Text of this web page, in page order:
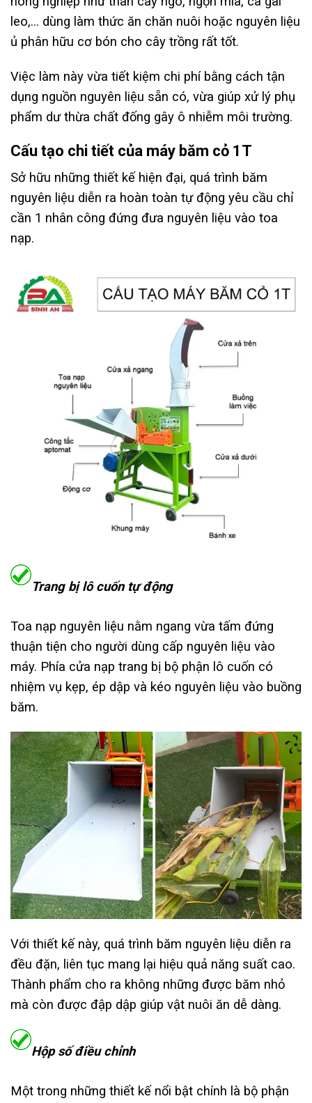
leo,… dùng làm thức ăn chăn nuôi hoặc nguyên liệu
ủ phân hữu cơ bón cho cây trồng rất tốt.
Việc làm này vừa tiết kiệm chi phí bằng cách tận
dụng nguồn nguyên liệu sẵn có, vừa giúp xử lý phụ
phẩm dư thừa chất đống gây ô nhiễm môi trường.
Cấu tạo chi tiết của máy băm cỏ 1T
Sở hữu những thiết kế hiện đại, quá trình băm
nguyên liệu diễn ra hoàn toàn tự động yêu cầu chỉ
cần 1 nhân công đứng đưa nguyên liệu vào toa
nạp.
Trang bị lô cuốn tự động
Toa nạp nguyên liệu nằm ngang vừa tấm đứng
thuận tiện cho người dùng cấp nguyên liệu vào
máy. Phía cửa nạp trang bị bộ phận lô cuốn có
nhiệm vụ kẹp, ép dập và kéo nguyên liệu vào buồng
băm.
Với thiết kế này, quá trình băm nguyên liệu diễn ra
đều đặn, liên tục mang lại hiệu quả năng suất cao.
Thành phẩm cho ra không những được băm nhỏ
mà còn được đập dập giúp vật nuôi ăn dễ dàng.
Hộp số điều chỉnh
Một trong những thiết kế nổi bật chính là bộ phận